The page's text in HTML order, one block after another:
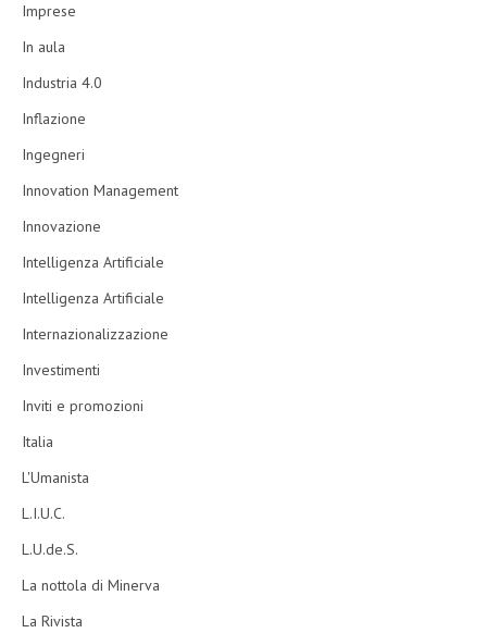
Imprese
In aula
Industria 4.0
Inflazione
Ingegneri
Innovation Management
Innovazione
Intelligenza Artificiale
Intelligenza Artificiale
Internazionalizzazione
Investimenti
Inviti e promozioni
Italia
L'Umanista
L.I.U.C.
L.U.de.S.
La nottola di Minerva
La Rivista